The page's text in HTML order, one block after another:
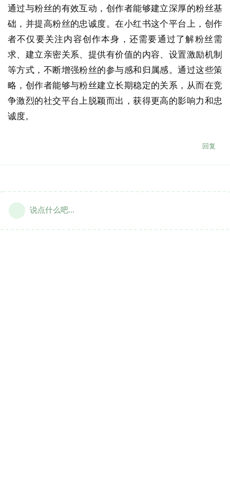
通过与粉丝的有效互动，创作者能够建立深厚的粉丝基
础，并提高粉丝的忠诚度。在小红书这个平台上，创作
者不仅要关注内容创作本身，还需要通过了解粉丝需
求、建立亲密关系、提供有价值的内容、设置激励机制
等方式，不断增强粉丝的参与感和归属感。通过这些策
略，创作者能够与粉丝建立长期稳定的关系，从而在竞
争激烈的社交平台上脱颖而出，获得更高的影响力和忠
诚度。
回复
说点什么吧...